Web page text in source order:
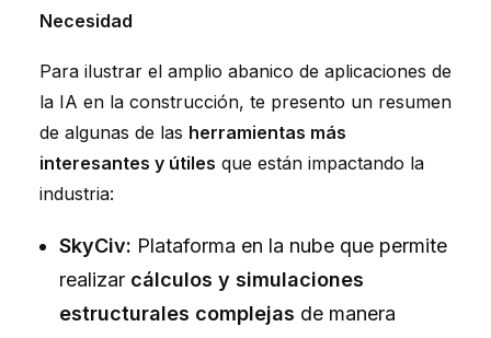
Necesidad
Para ilustrar el amplio abanico de aplicaciones de
la IA en la construcción, te presento un resumen
de algunas de las herramientas más
interesantes y útiles que están impactando la
industria:
SkyCiv: Plataforma en la nube que permite
realizar cálculos y simulaciones
estructurales complejas de manera